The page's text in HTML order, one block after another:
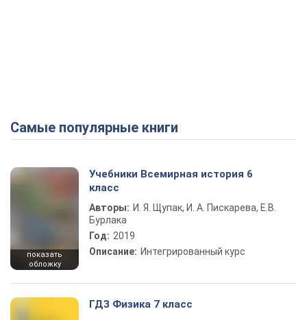
Самые популярные книги
показать
обложку
Учебники Всемирная история 6
класс
Авторы: И. Я. Щупак, И. А. Пискарева, Е.В.
Бурлака
Год: 2019
Описание: Интегрированный курс
ГДЗ Физика 7 класс